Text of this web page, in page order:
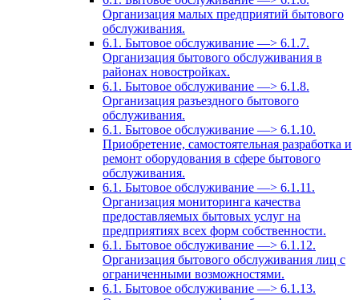
Организация малых предприятий бытового
обслуживания.
6.1. Бытовое обслуживание —> 6.1.7.
Организация бытового обслуживания в
районах новостройках.
6.1. Бытовое обслуживание —> 6.1.8.
Организация разъездного бытового
обслуживания.
6.1. Бытовое обслуживание —> 6.1.10.
Приобретение, самостоятельная разработка и
ремонт оборудования в сфере бытового
обслуживания.
6.1. Бытовое обслуживание —> 6.1.11.
Организация мониторинга качества
предоставляемых бытовых услуг на
предприятиях всех форм собственности.
6.1. Бытовое обслуживание —> 6.1.12.
Организация бытового обслуживания лиц с
ограниченными возможностями.
6.1. Бытовое обслуживание —> 6.1.13.